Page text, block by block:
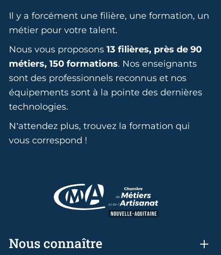
Il y a forcément une filière, une formation, un
métier pour votre talent.
Nous vous proposons 13 filières, près de 90
métiers, 150 formations. Nos enseignants
sont des professionnels reconnus et nos
équipements sont à la pointe des dernières
technologies.
N’attendez plus, trouvez la formation qui
vous correspond !
Nous connaître